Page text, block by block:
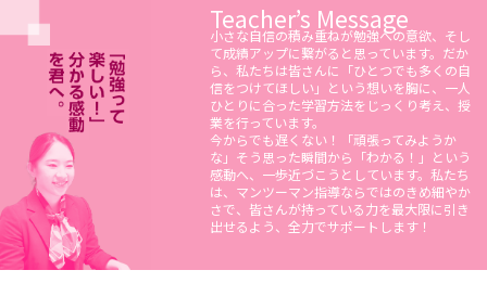
Teacher’s Message
小さな自信の積み重ねが勉強への意欲、そし
て成績アップに繋がると思っています。だか
ら、私たちは皆さんに「ひとつでも多くの自
信をつけてほしい」という想いを胸に、一人
ひとりに合った学習方法をじっくり考え、授
業を行っています。
今からでも遅くない！「頑張ってみようか
な」そう思った瞬間から「わかる！」という
感動へ、一歩近づこうとしています。私たち
は、マンツーマン指導ならではのきめ細やか
さで、皆さんが持っている力を最大限に引き
出せるよう、全力でサポートします！